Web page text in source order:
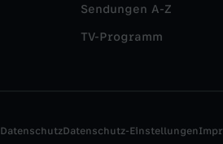
Sendungen A-Z
TV-Programm
DatenschutzDatenschutz-Einstellungen